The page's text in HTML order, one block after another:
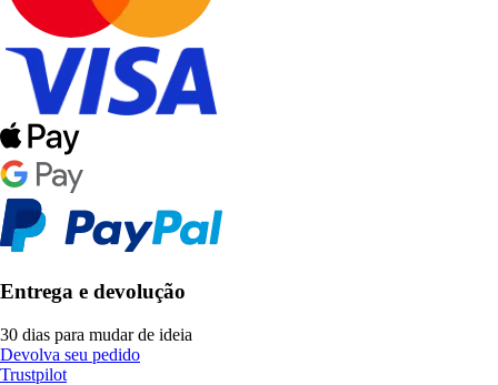
Entrega e devolução
30 dias para mudar de ideia
Devolva seu pedido
Trustpilot